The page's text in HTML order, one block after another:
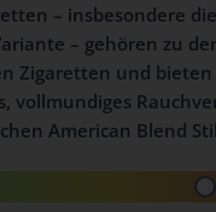
– insbesondere
– gehören zu
Zigaretten und bieten
vollmundiges
American Blend